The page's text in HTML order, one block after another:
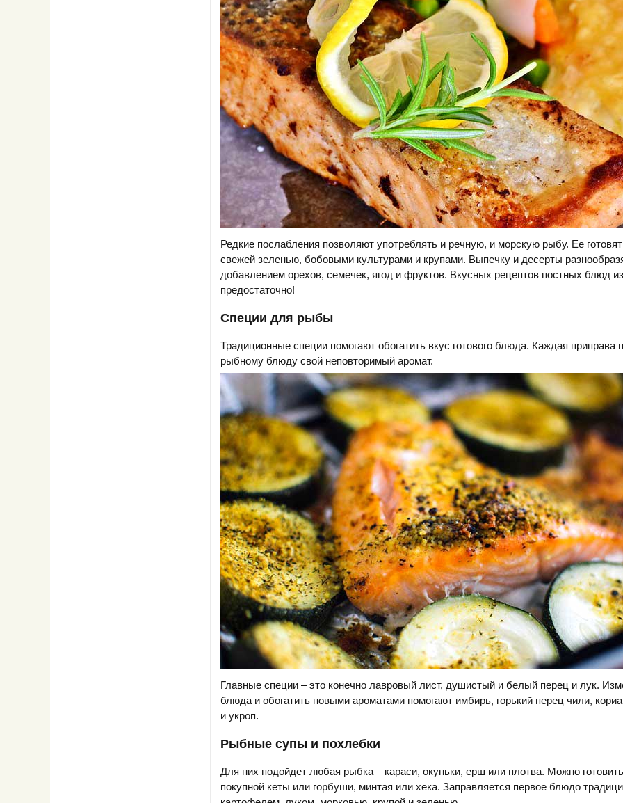
Редкие послабления позволяют употреблять и речную, и морскую рыбу. Ее
свежей зеленью, бобовыми культурами и крупами. Выпечку и десерты
добавлением орехов, семечек, ягод и фруктов. Вкусных рецептов постных блюд
предостаточно!
Специи для рыбы
Традиционные специи помогают обогатить вкус готового блюда. Каждая приправа
рыбному блюду свой неповторимый аромат.
Главные специи – это конечно лавровый лист, душистый и белый перец и лук.
блюда и обогатить новыми ароматами помогают имбирь, горький перец чили,
и укроп.
Рыбные супы и похлебки
Для них подойдет любая рыбка – караси, окуньки, ерш или плотва. Можно
покупной кеты или горбуши, минтая или хека. Заправляется первое блюдо